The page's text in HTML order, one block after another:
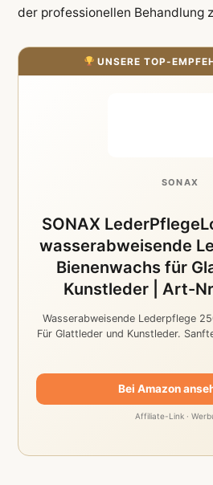
der professionellen Behandlung
UNSERE TOP-
SONAX
SONAX
wasserabweisende
Bienenwachs für
Kunstleder | Art-
Wasserabweisende Lederpflege
Für Glattleder und Kunstleder.
Bei Amazon
Affiliate-Link ·